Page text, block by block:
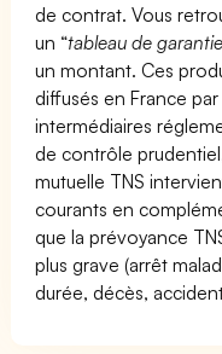
de contrat. Vous
un “tableau de garantie
un montant. Ces
diffusés en France
intermédiaires
de contrôle
mutuelle TNS
courants en
que la prévoyance
plus grave (arrêt
durée, décès,